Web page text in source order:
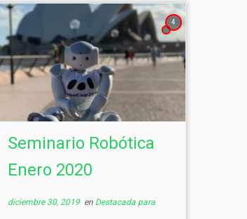
4
Seminario Robótica
Enero 2020
diciembre 30, 2019en Destacada para